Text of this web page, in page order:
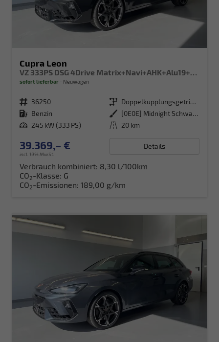
Cupra Leon
VZ 333PS DSG 4Drive Matrix+Navi+AHK+Alu19+Sitzheiz+IntelligentDrive
sofort lieferbar Neuwagen
Fahrzeugnr. 36250 Getriebe
Doppelkupplungsgetriebe (DSG)
Kraftstoff Benzin Außenfarbe
[0E0E] Midnight Schwarz Metallic
Leistung 245 kW (333 PS) Kilometerstand 20 km
39.369,– €
incl. 19% MwSt.
Details
Verbrauch kombiniert: 8,30 l/100km
CO2-Klasse: G
CO2-Emissionen: 189,00 g/km